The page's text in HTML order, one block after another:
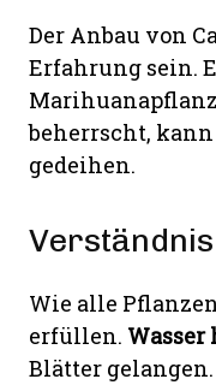
Der Anbau von
Erfahrung sein.
beherrscht,
gedeihen.
Wie alle
erfüllen.
Blätter